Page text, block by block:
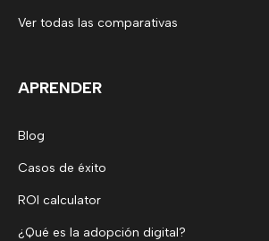
Ver todas las comparativas
APRENDER
Blog
Casos de éxito
ROI calculator
¿Qué es la adopción digital?